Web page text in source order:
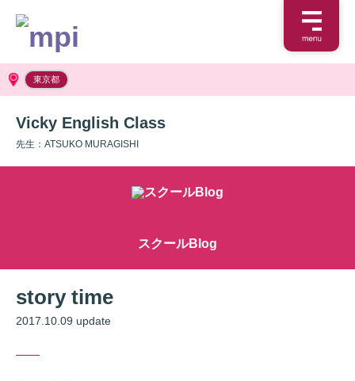
東京都
Vicky English Class
先生：ATSUKO MURAGISHI
スクールBlog
story time
2017.10.09